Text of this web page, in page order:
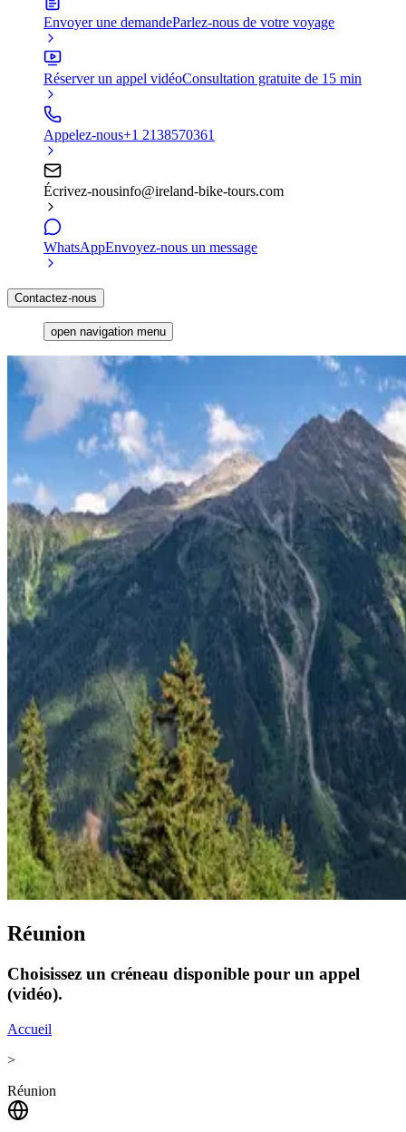
Envoyer une demandeParlez-nous de votre voyage
Réserver un appel vidéoConsultation gratuite de 15 min
Appelez-nous+1 2138570361
Écrivez-nousinfo@ireland-bike-tours.com
WhatsAppEnvoyez-nous un message
Contactez-nous
open navigation menu
Réunion
Choisissez un créneau disponible pour un appel
(vidéo).
Accueil
>
Réunion